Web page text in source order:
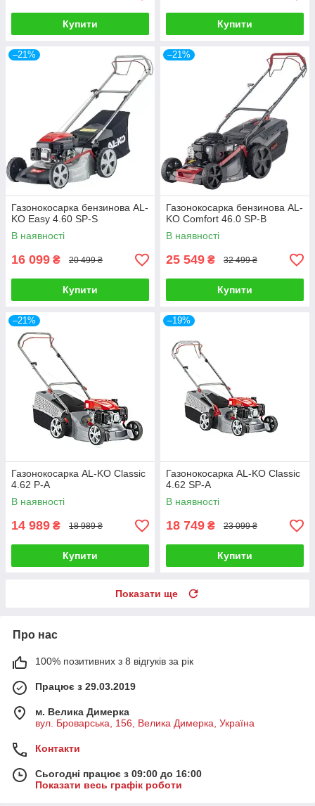
Купити Купити
–21%
Газонокосарка бензинова AL-
KO Easy 4.60 SP-S
В наявності
16 099 ₴ 20 499 ₴
Купити
–21%
Газонокосарка бензинова AL-
KO Comfort 46.0 SP-B
В наявності
25 549 ₴ 32 499 ₴
Купити
–21%
Газонокосарка AL-KO Classic
4.62 P-A
В наявності
14 989 ₴ 18 989 ₴
Купити
–19%
Газонокосарка AL-KO Classic
4.62 SP-A
В наявності
18 749 ₴ 23 099 ₴
Купити
Показати ще
Про нас
100% позитивних з 8 відгуків за рік
Працює з 29.03.2019
м. Велика Димерка
вул. Броварська, 156, Велика Димерка, Україна
Контакти
Сьогодні працює з 09:00 до 16:00
Показати весь графік роботи